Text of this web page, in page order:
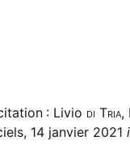
: Livio di Tria,
14 janvier 2021